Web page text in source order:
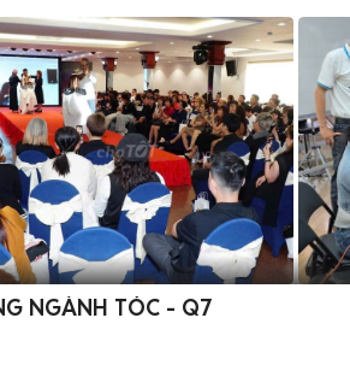
NGÀNH TÓC - Q7